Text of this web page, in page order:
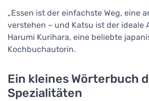
„Essen ist der einfachste Weg, eine
verstehen – und Katsu ist der ideale
Harumi Kurihara, eine beliebte
Kochbuchautorin.
Ein kleines Wörterbuch
Spezialitäten